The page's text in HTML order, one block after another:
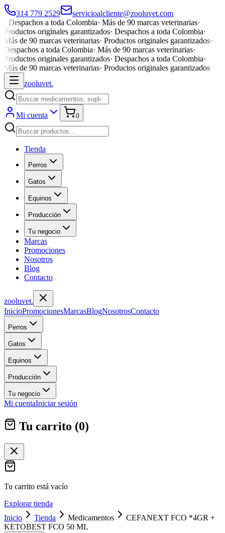
314 779 2529
servicioalcliente@zooluvet.com
Despachos a toda Colombia· Más de 90 marcas veterinarias·
Productos originales garantizados· Despachos a toda Colombia·
Más de 90 marcas veterinarias· Productos originales garantizados·
Despachos a toda Colombia· Más de 90 marcas veterinarias·
Productos originales garantizados· Despachos a toda Colombia·
Más de 90 marcas veterinarias· Productos originales garantizados
zooluvet.
Mi cuenta 0
Tienda
Perros
Gatos
Equinos
Producción
Tu negocio
Marcas
Promociones
Nosotros
Blog
Contacto
zooluvet.
InicioPromocionesMarcasBlogNosotrosContacto
Perros
Gatos
Equinos
Producción
Tu negocio
Mi cuentaIniciar sesión
Tu carrito (0)
Tu carrito está vacío
Explorar tienda
Inicio
Tienda Medicamentos
CEFANEXT FCO *4GR +
KETOBEST FCO 50 ML